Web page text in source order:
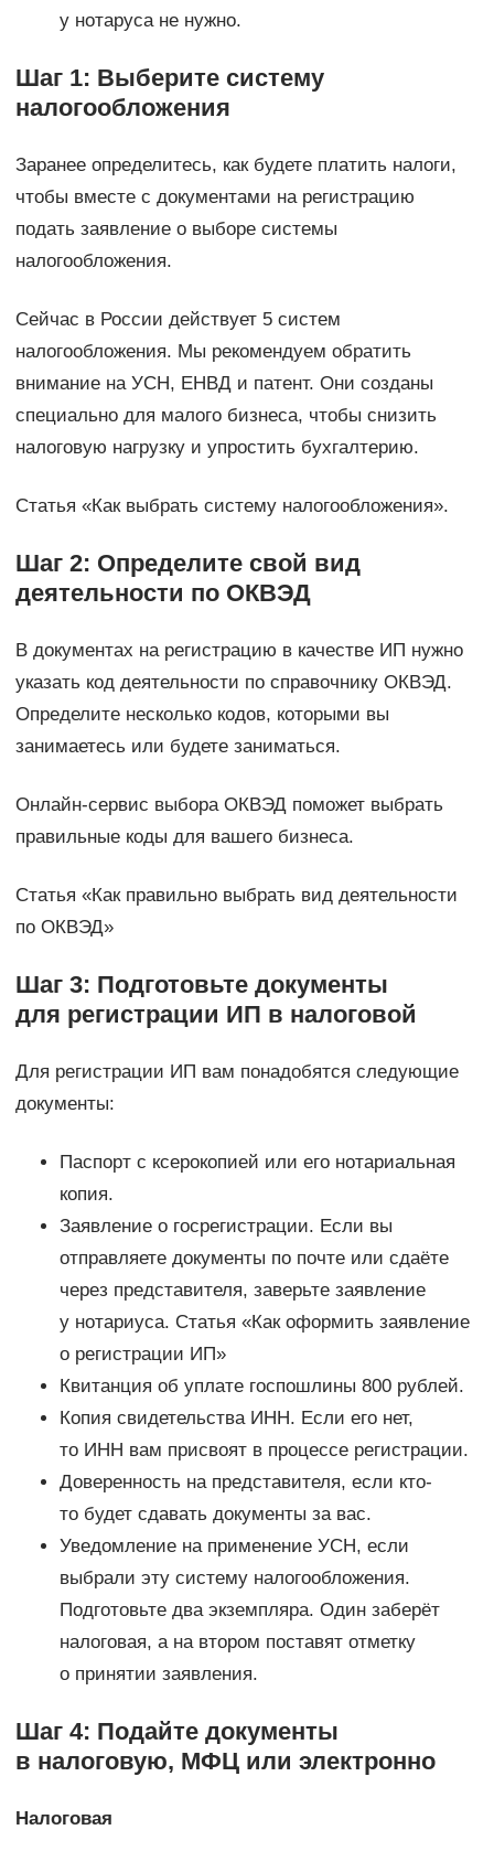
у нотаруса не нужно.
Шаг 1: Выберите систему
налогообложения
Заранее определитесь, как будете платить налоги,
чтобы вместе с документами на регистрацию
подать заявление о выборе системы
налогообложения.
Сейчас в России действует 5 систем
налогообложения. Мы рекомендуем обратить
внимание на УСН, ЕНВД и патент. Они созданы
специально для малого бизнеса, чтобы снизить
налоговую нагрузку и упростить бухгалтерию.
Статья «Как выбрать систему налогообложения».
Шаг 2: Определите свой вид
деятельности по ОКВЭД
В документах на регистрацию в качестве ИП нужно
указать код деятельности по справочнику ОКВЭД.
Определите несколько кодов, которыми вы
занимаетесь или будете заниматься.
Онлайн-сервис выбора ОКВЭД поможет выбрать
правильные коды для вашего бизнеса.
Статья «Как правильно выбрать вид деятельности
по ОКВЭД»
Шаг 3: Подготовьте документы
для регистрации ИП в налоговой
Для регистрации ИП вам понадобятся следующие
документы:
Паспорт с ксерокопией или его нотариальная
копия.
Заявление о госрегистрации. Если вы
отправляете документы по почте или сдаёте
через представителя, заверьте заявление
у нотариуса. Статья «Как оформить заявление
о регистрации ИП»
Квитанция об уплате госпошлины 800 рублей.
Копия свидетельства ИНН. Если его нет,
то ИНН вам присвоят в процессе регистрации.
Доверенность на представителя, если кто-
то будет сдавать документы за вас.
Уведомление на применение УСН, если
выбрали эту систему налогообложения.
Подготовьте два экземпляра. Один заберёт
налоговая, а на втором поставят отметку
о принятии заявления.
Шаг 4: Подайте документы
в налоговую, МФЦ или электронно
Налоговая